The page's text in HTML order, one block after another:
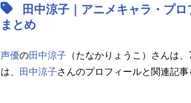
声優記事一覧
田中涼子｜アニメキャラ・プ
まとめ
声優の田中涼子 （たなかりょうこ）さんは
は、
田中涼子さんのプロフィールと関連記事